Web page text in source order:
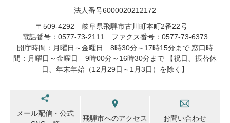
法人番号6000020212172
〒509-4292 岐阜県飛騨市古川町本町2番22号
電話番号：0577-73-2111 ファクス番号：0577-73-6373
開庁時間：月曜日～金曜日 8時30分～17時15分まで 窓口時
間：月曜日～金曜日 9時00分～16時30分まで 【祝日、振替休
日、年末年始（12月29日～1月3日）を除く】
メール配信・公式
飛騨市へのアクセス お問い合わせ